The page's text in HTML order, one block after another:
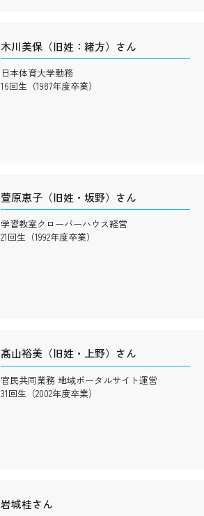
木川美保（旧姓：緒方）さん
日本体育大学勤務
16回生（1987年度卒業）
萱原恵子（旧姓・坂野）さん
学習教室クローバーハウス経営
21回生（1992年度卒業）
髙山裕美（旧姓・上野）さん
官民共同業務 地域ポータルサイト運営
31回生（2002年度卒業）
岩城桂さん